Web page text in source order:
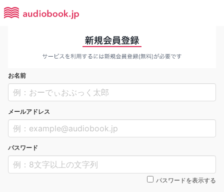
お名前
メールアドレス
パスワード
パスワードを表示する